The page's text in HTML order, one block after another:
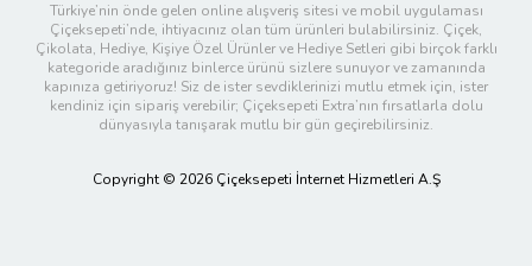
Türkiye’nin önde gelen online alışveriş sitesi ve mobil uygulaması
Çiçeksepeti’nde, ihtiyacınız olan tüm ürünleri bulabilirsiniz. Çiçek,
Çikolata, Hediye, Kişiye Özel Ürünler ve Hediye Setleri gibi birçok farklı
kategoride aradığınız binlerce ürünü sizlere sunuyor ve zamanında
kapınıza getiriyoruz! Siz de ister sevdiklerinizi mutlu etmek için, ister
kendiniz için sipariş verebilir; Çiçeksepeti Extra’nın fırsatlarla dolu
dünyasıyla tanışarak mutlu bir gün geçirebilirsiniz.
Copyright © 2026 Çiçeksepeti İnternet Hizmetleri A.Ş